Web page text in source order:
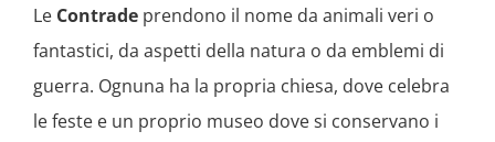
Le Contrade prendono il nome da animali veri o
fantastici, da aspetti della natura o da emblemi di
guerra. Ognuna ha la propria chiesa, dove celebra
le feste e un proprio museo dove si conservano i